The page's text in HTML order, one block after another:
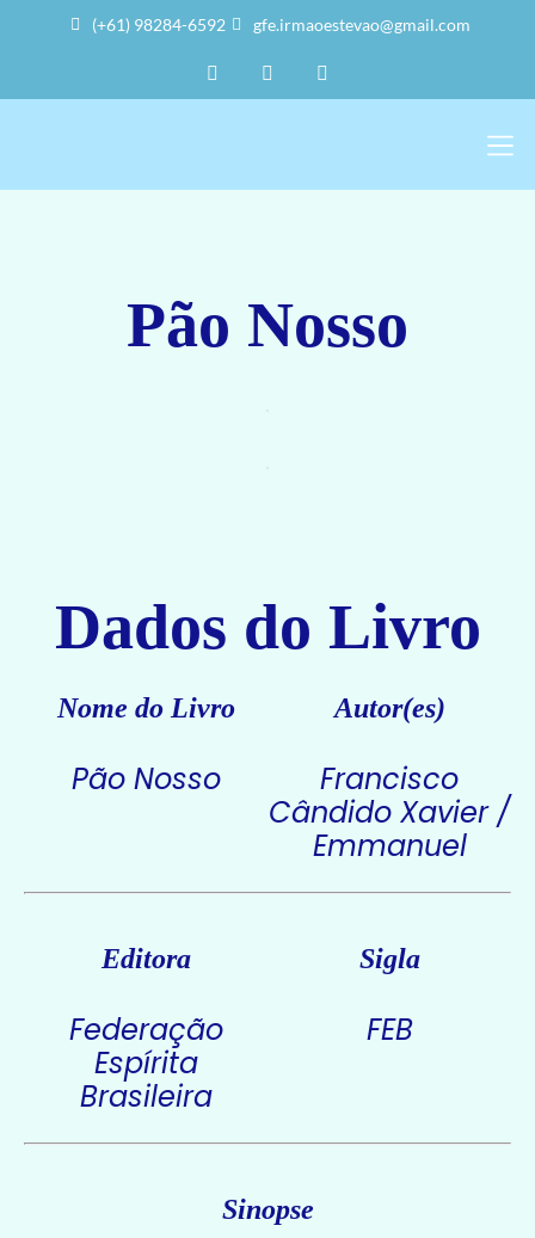
(+61) 98284-6592 gfe.irmaoestevao@gmail.com
Pão Nosso
Dados do Livro
Nome do Livro
Pão Nosso
Autor(es)
Francisco
Cândido Xavier /
Emmanuel
Editora
Federação
Espírita
Brasileira
Sigla
FEB
Sinopse